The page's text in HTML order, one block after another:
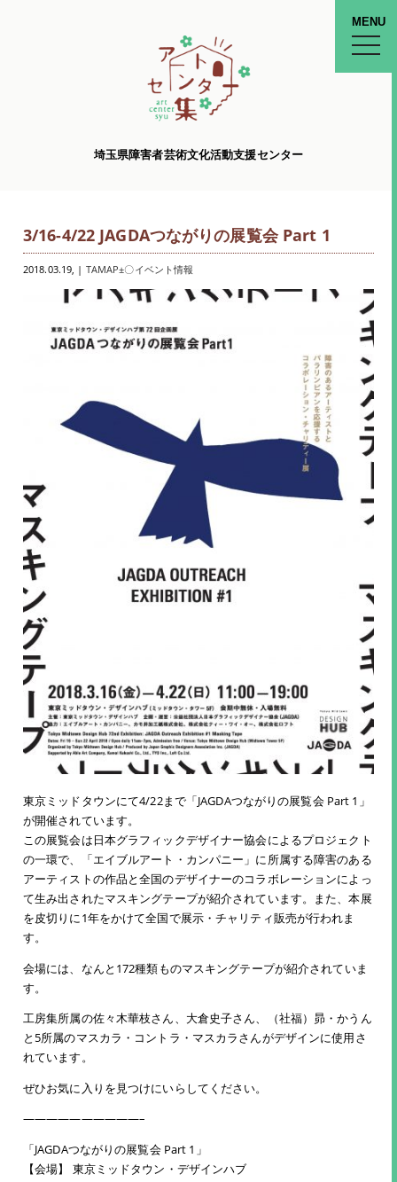
埼玉県障害者芸術文化活動支援センター
MENU
toggle
3/16-4/22 JAGDAつながりの展覧会 Part 1
2018.03.19, | TAMAP±〇イベント情報
東京ミッドタウンにて4/22まで「JAGDAつながりの展覧会 Part 1」
が開催されています。
この展覧会は日本グラフィックデザイナー協会によるプロジェクト
の一環で、「エイブルアート・カンパニー」に所属する障害のある
アーティストの作品と全国のデザイナーのコラボレーションによっ
て生み出されたマスキングテープが紹介されています。また、本展
を皮切りに1年をかけて全国で展示・チャリティ販売が行われま
す。
会場には、なんと172種類ものマスキングテープが紹介されていま
す。
工房集所属の佐々木華枝さん、大倉史子さん、（社福）昴・かうん
と5所属のマスカラ・コントラ・マスカラさんがデザインに使用さ
れています。
ぜひお気に入りを見つけにいらしてください。
——————————–
「JAGDAつながりの展覧会 Part 1」
【会場】 東京ミッドタウン・デザインハブ